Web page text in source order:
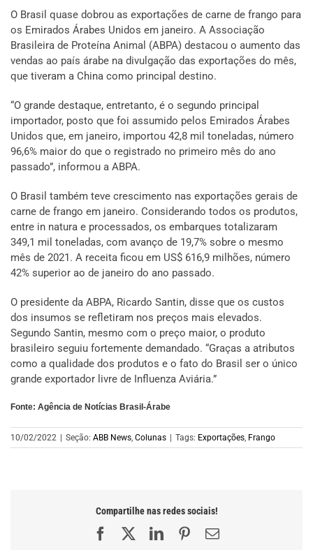
O Brasil quase dobrou as exportações de carne de frango para
os Emirados Árabes Unidos em janeiro. A Associação
Brasileira de Proteína Animal (ABPA) destacou o aumento das
vendas ao país árabe na divulgação das exportações do mês,
que tiveram a China como principal destino.
“O grande destaque, entretanto, é o segundo principal
importador, posto que foi assumido pelos Emirados Árabes
Unidos que, em janeiro, importou 42,8 mil toneladas, número
96,6% maior do que o registrado no primeiro mês do ano
passado”, informou a ABPA.
O Brasil também teve crescimento nas exportações gerais de
carne de frango em janeiro. Considerando todos os produtos,
entre in natura e processados, os embarques totalizaram
349,1 mil toneladas, com avanço de 19,7% sobre o mesmo
mês de 2021. A receita ficou em US$ 616,9 milhões, número
42% superior ao de janeiro do ano passado.
O presidente da ABPA, Ricardo Santin, disse que os custos
dos insumos se refletiram nos preços mais elevados.
Segundo Santin, mesmo com o preço maior, o produto
brasileiro seguiu fortemente demandado. “Graças a atributos
como a qualidade dos produtos e o fato do Brasil ser o único
grande exportador livre de Influenza Aviária.”
Fonte: Agência de Notícias Brasil-Árabe
10/02/2022 Seção: ABB News, Colunas Tags: Exportações, Frango
Compartilhe nas redes sociais!
FacebookLinkedInPinterest
E-